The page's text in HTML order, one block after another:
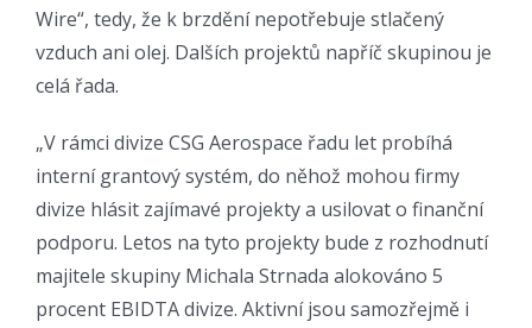
Wire“, tedy, že k brzdění nepotřebuje stlačený
vzduch ani olej. Dalších projektů napříč skupinou je
celá řada.
„V rámci divize CSG Aerospace řadu let probíhá
interní grantový systém, do něhož mohou firmy
divize hlásit zajímavé projekty a usilovat o finanční
podporu. Letos na tyto projekty bude z rozhodnutí
majitele skupiny Michala Strnada alokováno 5
procent EBIDTA divize. Aktivní jsou samozřejmě i